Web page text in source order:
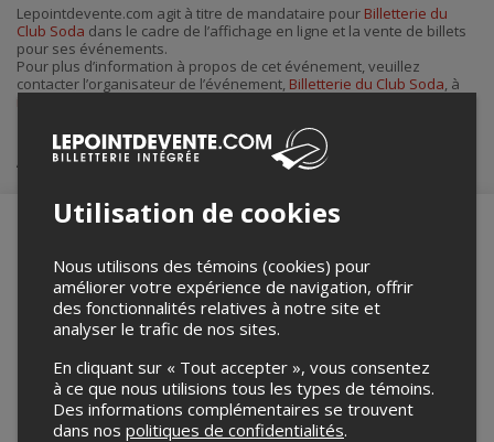
courriel
Lepointdevente.com agit à titre de mandataire pour Billetterie du
Club Soda dans le cadre de l’affichage en ligne et la vente de billets
pour ses événements.
Pour plus d’information à propos de cet événement, veuillez
contacter l’organisateur de l’événement, Billetterie du Club Soda, à
info@clubsoda.ca
Achat de billets
Merci de confirmer que vous n'êtes pas un
robot ci-bas.
Utilisation de cookies
Nous utilisons des témoins (cookies) pour
améliorer votre expérience de navigation, offrir
des fonctionnalités relatives à notre site et
analyser le trafic de nos sites.
En cliquant sur « Tout accepter », vous consentez
à ce que nous utilisions tous les types de témoins.
Des informations complémentaires se trouvent
dans nos politiques de confidentialités.